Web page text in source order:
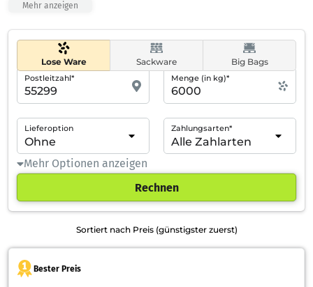
Mehr anzeigen
Lose Ware Sackware Big Bags
Postleitzahl* Menge (in kg)*
Lieferoption Zahlungsarten*
Mehr Optionen anzeigen
Rechnen
Sortiert nach Preis (günstigster zuerst)
Bester Preis